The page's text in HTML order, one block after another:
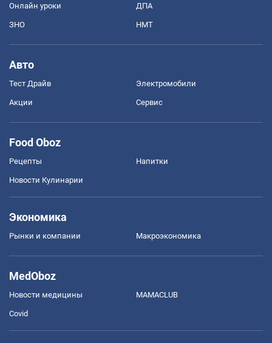
Онлайн уроки ДПА
ЗНО НМТ
Авто
Тест Драйв Электромобили
Акции Сервис
Food Oboz
Рецепты Напитки
Новости Кулинарии
Экономика
Рынки и компании Mакроэкономика
MedOboz
Новости медицины MAMACLUB
Covid